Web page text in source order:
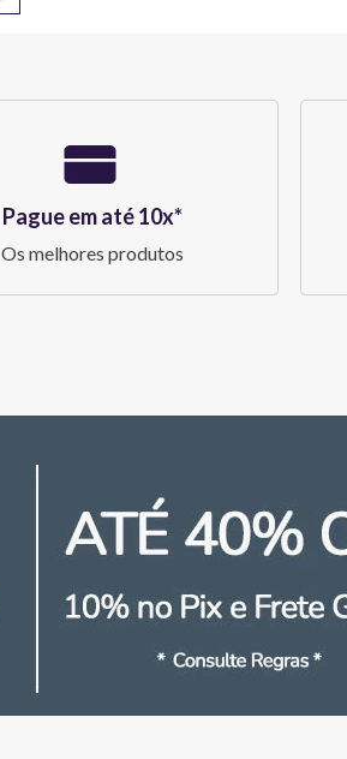
Pague em até 10x*
Os melhores produtos